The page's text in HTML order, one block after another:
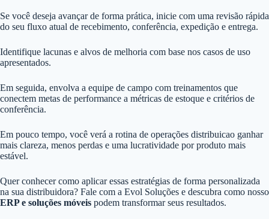
Se você deseja avançar de forma prática, inicie com uma revisão rápida
do seu fluxo atual de recebimento, conferência, expedição e entrega.
Identifique lacunas e alvos de melhoria com base nos casos de uso
apresentados.
Em seguida, envolva a equipe de campo com treinamentos que
conectem metas de performance a métricas de estoque e critérios de
conferência.
Em pouco tempo, você verá a rotina de operações distribuicao ganhar
mais clareza, menos perdas e uma lucratividade por produto mais
estável.
Quer conhecer como aplicar essas estratégias de forma personalizada
na sua distribuidora? Fale com a Evol Soluções e descubra como nosso
ERP e soluções móveis podem transformar seus resultados.